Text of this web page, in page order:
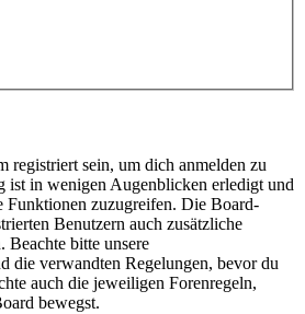
registriert sein, um dich anmelden zu
ist in wenigen Augenblicken erledigt und
Funktionen zuzugreifen. Die Board-
Benutzern auch zusätzliche
Beachte bitte unsere
die verwandten Regelungen, bevor du
auch die jeweiligen Forenregeln,
bewegst.